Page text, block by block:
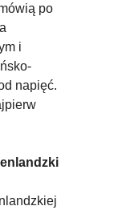
po
i
napięć.